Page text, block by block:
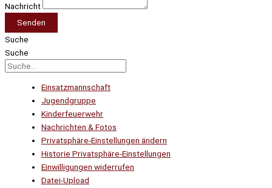
Nachricht
Senden
Suche
Suche
Einsatzmannschaft
Jugendgruppe
Kinderfeuerwehr
Nachrichten & Fotos
Privatsphäre-Einstellungen ändern
Historie Privatsphäre-Einstellungen
Einwilligungen widerrufen
Datei-Upload